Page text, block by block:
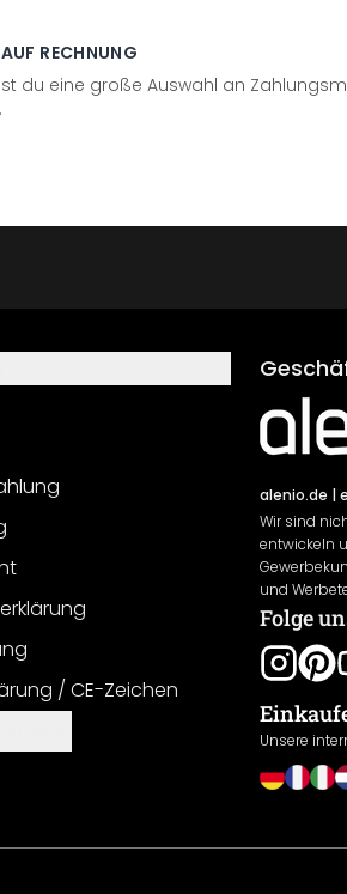
RECHNUNG
du eine große Auswahl an
/ CE-Zeichen
alenio.de |
Wir sind
entwickeln
und
Folge
Unsere